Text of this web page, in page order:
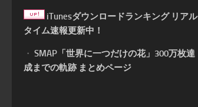
iTunesダウンロードランキング リアル
タイム速報更新中！
・ SMAP「世界に一つだけの花」300万枚達
成までの軌跡 まとめページ